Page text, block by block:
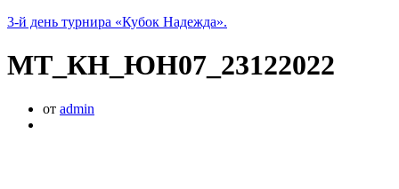
3-й день турнира «Кубок Надежда».
МТ_КН_ЮН07_23122022
от admin